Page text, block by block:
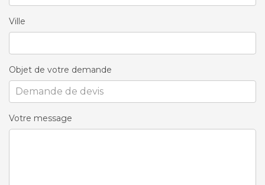
Ville
Objet de votre demande
Votre message